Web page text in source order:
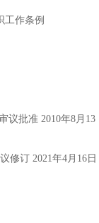
工作条例
议批准 2010年8月13
修订 2021年4月16日